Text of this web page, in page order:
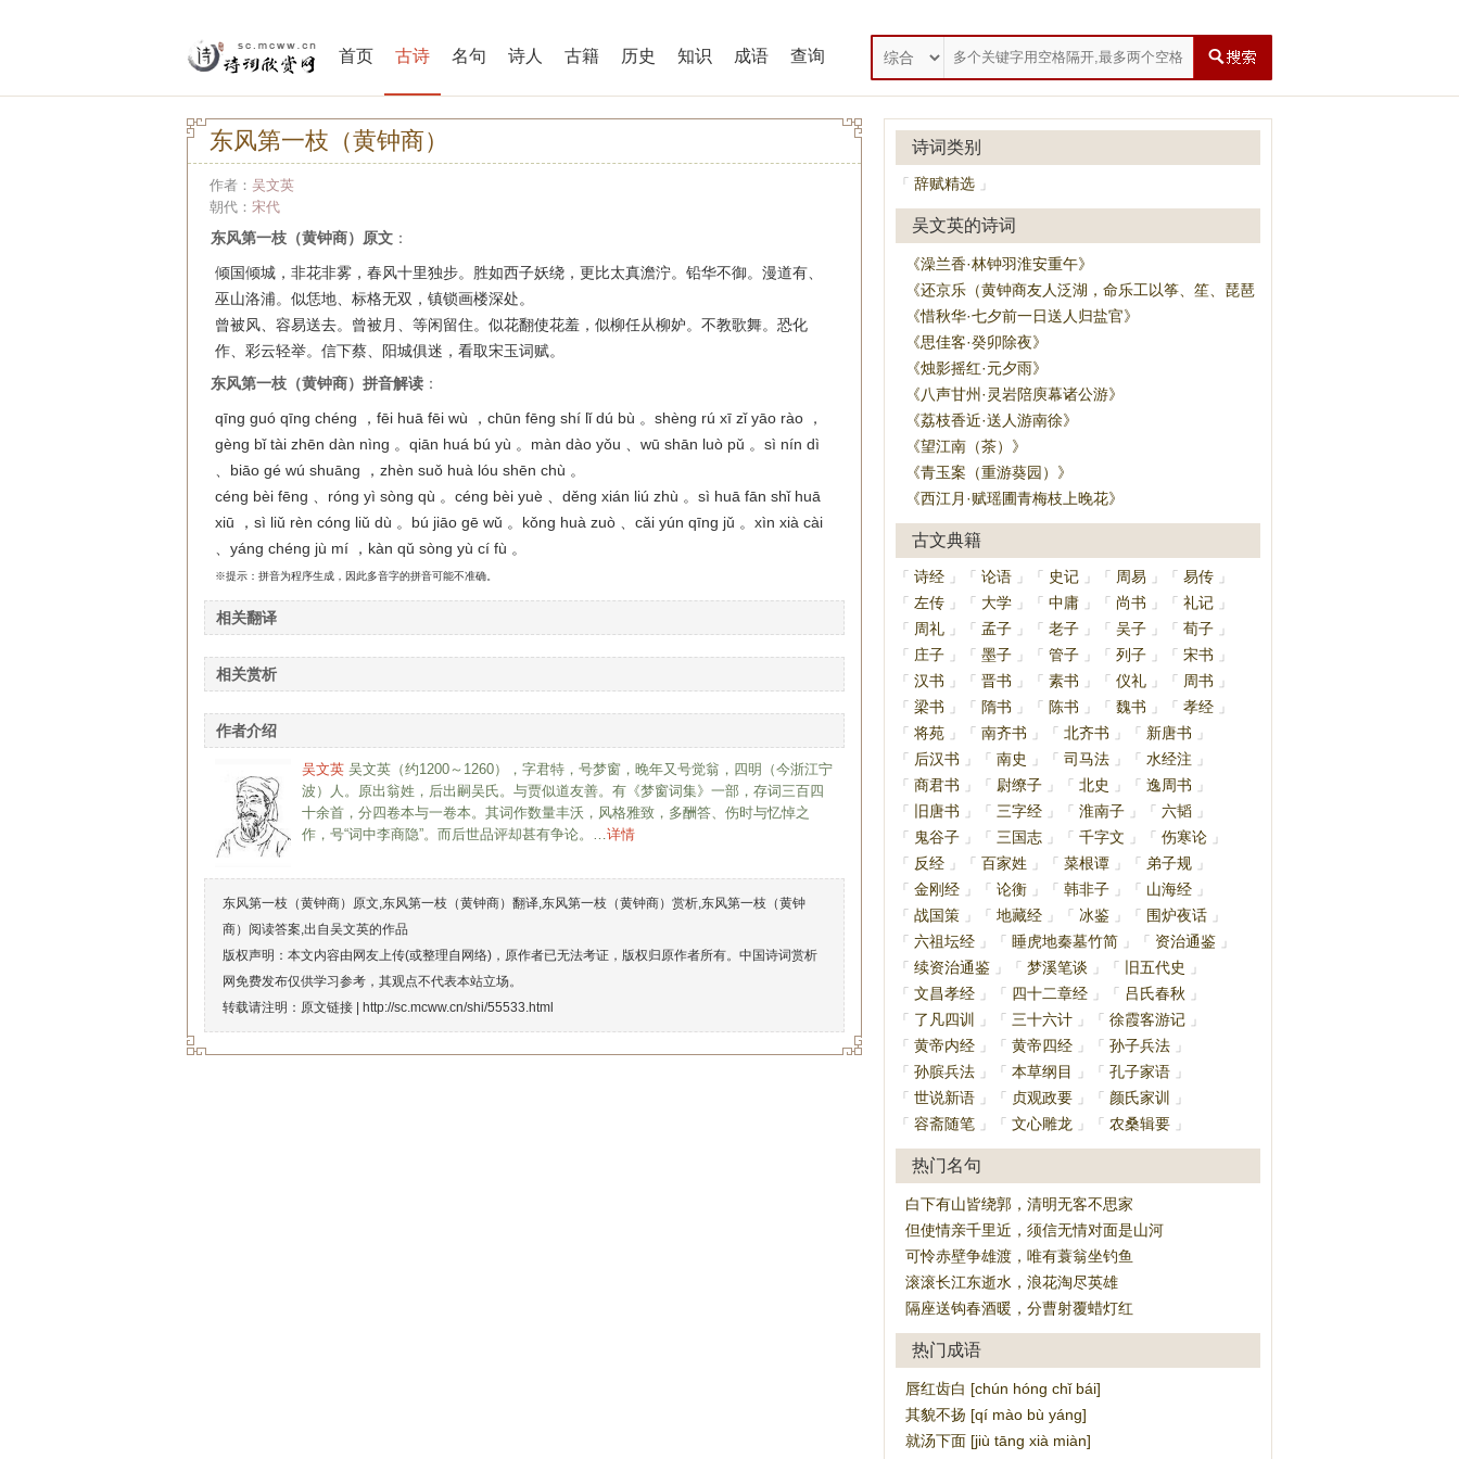
首页 古诗 名句 诗人 古籍 历史 知识 成语 查询
东风第一枝（黄钟商）
作者： 吴文英
朝代： 宋代
东风第一枝（黄钟商）原文 ：
倾国倾城，非花非雾，春风十里独步。胜如西子妖绕，更比太真澹泞。铅华不御。漫道有、
巫山洛浦。似恁地、标格无双，镇锁画楼深处。
曾被风、容易送去。曾被月、等闲留住。似花翻使花羞，似柳任从柳妒。不教歌舞。恐化
作、彩云轻举。信下蔡、阳城俱迷，看取宋玉词赋。
东风第一枝（黄钟商）拼音解读 ：
qīng guó qīng chéng ，fēi huā fēi wù ，chūn fēng shí lǐ dú bù 。shèng rú xī zǐ yāo rào ，
gèng bǐ tài zhēn dàn nìng 。qiān huá bú yù 。màn dào yǒu 、wū shān luò pǔ 。sì nín dì
、biāo gé wú shuāng ，zhèn suǒ huà lóu shēn chù 。
céng bèi fēng 、róng yì sòng qù 。céng bèi yuè 、děng xián liú zhù 。sì huā fān shǐ huā
xiū ，sì liǔ rèn cóng liǔ dù 。bú jiāo gē wǔ 。kǒng huà zuò 、cǎi yún qīng jǔ 。xìn xià cài
、yáng chéng jù mí ，kàn qǔ sòng yù cí fù 。
※提示：拼音为程序生成，因此多音字的拼音可能不准确。
相关翻译
相关赏析
作者介绍
吴文英 吴文英（约1200～1260），字君特，号梦窗，晚年又号觉翁，四明（今浙江宁
波）人。原出翁姓，后出嗣吴氏。与贾似道友善。有《梦窗词集》一部，存词三百四
十余首，分四卷本与一卷本。其词作数量丰沃，风格雅致，多酬答、伤时与忆悼之
作，号“词中李商隐”。而后世品评却甚有争论。…详情
东风第一枝（黄钟商）原文,东风第一枝（黄钟商）翻译,东风第一枝（黄钟商）赏析,东风第一枝（黄钟
商）阅读答案,出自吴文英的作品
版权声明：本文内容由网友上传(或整理自网络)，原作者已无法考证，版权归原作者所有。中国诗词赏析
网免费发布仅供学习参考，其观点不代表本站立场。
转载请注明：原文链接 |
http://sc.mcww.cn/shi/55533.html
诗词类别
「 辞赋精选 」
吴文英的诗词
《澡兰香·林钟羽淮安重午》
《还京乐（黄钟商友人泛湖，命乐工以筝、笙、琵琶、方响迭奏）》
《惜秋华·七夕前一日送人归盐官》
《思佳客·癸卯除夜》
《烛影摇红·元夕雨》
《八声甘州·灵岩陪庾幕诸公游》
《荔枝香近·送人游南徐》
《望江南（茶）》
《青玉案（重游葵园）》
《西江月·赋瑶圃青梅枝上晚花》
古文典籍
「 诗经 」 「 论语 」 「 史记 」 「 周易 」 「 易传 」
「
左传 」 「 大学 」 「 中庸 」 「 尚书 」 「 礼记 」
「
周礼 」 「 孟子 」 「 老子 」 「 吴子 」 「 荀子 」
「
庄子 」 「 墨子 」 「 管子 」 「 列子 」 「 宋书
」
「 汉书 」 「 晋书 」 「 素书 」 「 仪礼 」 「 周书
」
「 梁书 」 「 隋书 」 「 陈书 」 「 魏书 」 「 孝经 」
「 将苑 」 「 南齐书 」 「 北齐书 」 「 新唐书
」
「
后汉书 」 「 南史 」 「 司马法 」 「 水经注
」
「 商君书 」 「 尉缭子 」 「 北史 」 「 逸周书
」
「
旧唐书 」 「 三字经 」 「 淮南子 」 「 六韬 」
「
鬼谷子 」 「 三国志 」 「 千字文 」 「 伤寒论 」
「
反经 」 「 百家姓 」 「 菜根谭 」 「 弟子规 」
「 金刚经 」 「 论衡 」 「 韩非子 」 「 山海经 」
「 战国策 」 「 地藏经 」 「 冰鉴 」 「 围炉夜话 」
「 六祖坛经 」 「 睡虎地秦墓竹简 」 「 资治通鉴 」
「 续资治通鉴 」 「 梦溪笔谈 」 「 旧五代史
」
「 文昌孝经 」 「 四十二章经 」 「 吕氏春秋
」
「
了凡四训 」 「 三十六计 」 「 徐霞客游记 」
「 黄帝内经 」 「 黄帝四经 」 「 孙子兵法 」
「 孙膑兵法 」 「 本草纲目 」 「 孔子家语 」
「 世说新语 」 「 贞观政要 」 「 颜氏家训
」
「 容斋随笔 」 「 文心雕龙 」 「 农桑辑要 」
热门名句
白下有山皆绕郭，清明无客不思家
但使情亲千里近，须信无情对面是山河
可怜赤壁争雄渡，唯有蓑翁坐钓鱼
滚滚长江东逝水，浪花淘尽英雄
隔座送钩春酒暖，分曹射覆蜡灯红
热门成语
唇红齿白 [chún hóng chǐ bái]
其貌不扬 [qí mào bù yáng]
就汤下面 [jiù tāng xià miàn]